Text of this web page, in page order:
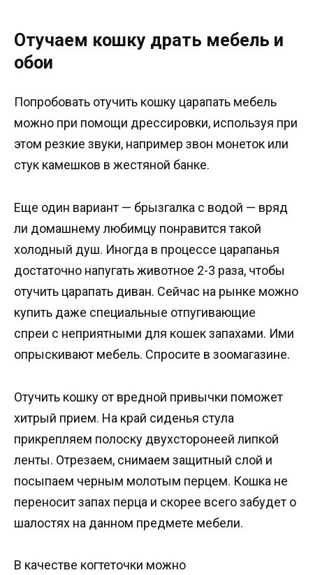
Отучаем кошку драть мебель и
обои
Попробовать отучить кошку царапать мебель
можно при помощи дрессировки, используя при
этом резкие звуки, например звон монеток или
стук камешков в жестяной банке.
Еще один вариант — брызгалка с водой — вряд
ли домашнему любимцу понравится такой
холодный душ. Иногда в процессе царапанья
достаточно напугать животное 2-3 раза, чтобы
отучить царапать диван. Сейчас на рынке можно
купить даже специальные отпугивающие
спреи с неприятными для кошек запахами. Ими
опрыскивают мебель. Спросите в зоомагазине.
Отучить кошку от вредной привычки поможет
хитрый прием. На край сиденья стула
прикрепляем полоску двухсторонеей липкой
ленты. Отрезаем, снимаем защитный слой и
посыпаем черным молотым перцем. Кошка не
переносит запах перца и скорее всего забудет о
шалостях на данном предмете мебели.
В качестве когтеточки можно